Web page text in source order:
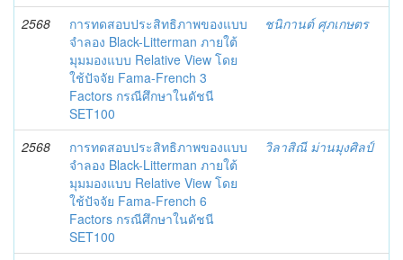
2568
การทดสอบประสิทธิภาพของแบบ
จำลอง Black-Litterman ภายใต้
มุมมองแบบ Relative View โดย
ใช้ปัจจัย Fama-French 3
Factors กรณีศึกษาในดัชนี
SET100
ชนิกานต์ ศุภเกษตร
2568
การทดสอบประสิทธิภาพของแบบ
จำลอง Black-Litterman ภายใต้
มุมมองแบบ Relative View โดย
ใช้ปัจจัย Fama-French 6
Factors กรณีศึกษาในดัชนี
SET100
วิลาสิณี ม่านมุงศิลป์